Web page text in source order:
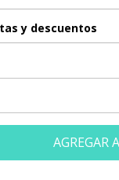
y descuentos
AGREGAR